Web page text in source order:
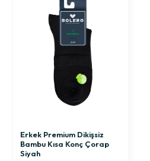
Erkek Premium Dikişsiz
Bambu Kısa Konç Çorap
Siyah